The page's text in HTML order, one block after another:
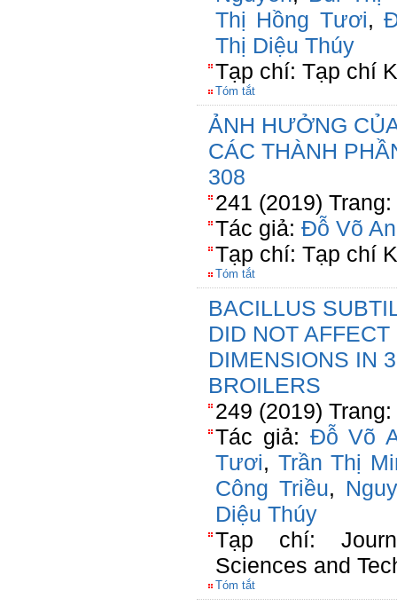
Thị Hồng Tươi,
Thị Diệu Thúy
Tạp chí: Tạp chí
Tóm tắt
ẢNH HƯỞNG
CÁC THÀNH
308
241 (2019)
Tác giả: Đỗ Võ
Tạp chí: Tạp chí
Tóm tắt
BACILLUS
DID NOT
DIMENSIONS IN
BROILERS
249 (2019)
Tác giả: Đỗ Võ
Tươi, Trần Thị
Công Triều,
Diệu Thúy
Tạp chí:
Sciences and
Tóm tắt